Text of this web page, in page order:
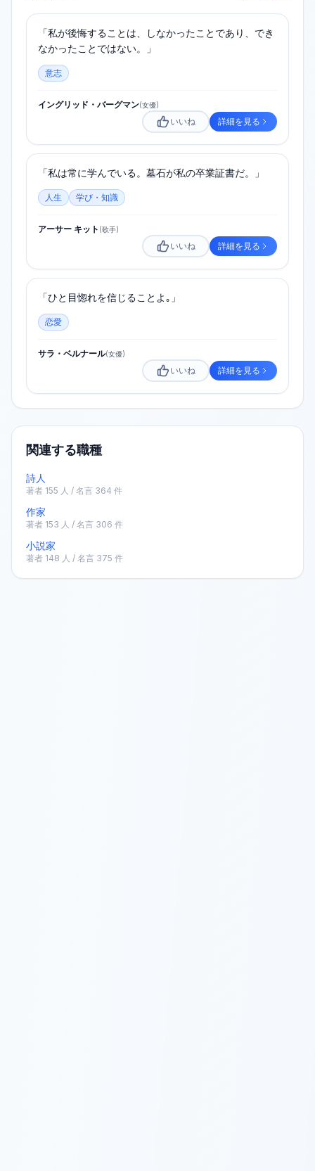
「私が後悔することは、しなかったことであり、でき
なかったことではない。」
意志
イングリッド・バーグマン(女優)
いいね 詳細を見る
「私は常に学んでいる。墓石が私の卒業証書だ。」
人生 学び・知識
アーサー キット (歌手)
いいね 詳細を見る
「ひと目惚れを信じることよ｡」
恋愛
サラ・ベルナール(女優)
いいね 詳細を見る
関連する職種
詩人
著者 155 人 / 名言 364 件
作家
著者 153 人 / 名言 306 件
小説家
著者 148 人 / 名言 375 件